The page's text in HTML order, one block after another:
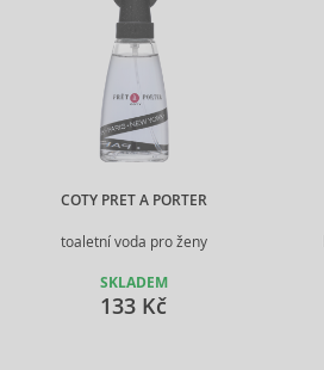
COTY PRET A PORTER
toaletní voda pro ženy
SKLADEM
133 Kč